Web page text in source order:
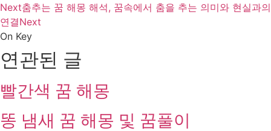
Next춤추는 꿈 해몽 해석, 꿈속에서 춤을 추는 의미와 현실과의
연결Next
On Key
연관된 글
빨간색 꿈 해몽
똥 냄새 꿈 해몽 및 꿈풀이